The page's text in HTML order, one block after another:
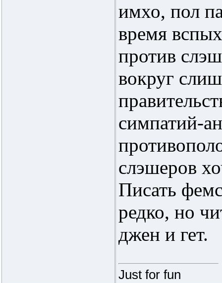
имхо, пол
время
против
вокруг
симпатий-
слэшеров
Писать
редко, но
джен и гет.
Just for fun